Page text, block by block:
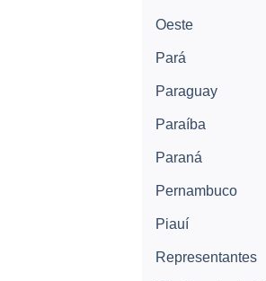
Oeste
Pará
Paraguay
Paraíba
Paraná
Pernambuco
Piauí
Representantes